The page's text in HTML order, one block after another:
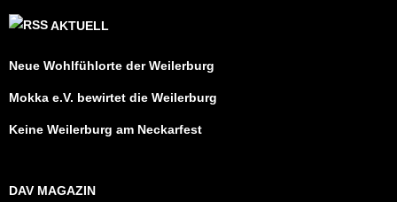
AKTUELL
Neue Wohlfühlorte der Weilerburg
Mokka e.V. bewirtet die Weilerburg
Keine Weilerburg am Neckarfest
DAV MAGAZIN